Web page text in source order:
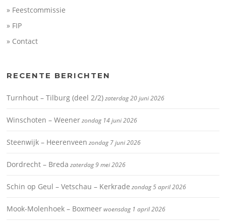
» Feestcommissie
» FIP
» Contact
RECENTE BERICHTEN
Turnhout – Tilburg (deel 2/2)zaterdag 20 juni 2026
Winschoten – Weenerzondag 14 juni 2026
Steenwijk – Heerenveen zondag 7 juni 2026
Dordrecht – Breda zaterdag 9 mei 2026
Schin op Geul – Vetschau – Kerkrade zondag 5 april 2026
Mook-Molenhoek – Boxmeerwoensdag 1 april 2026